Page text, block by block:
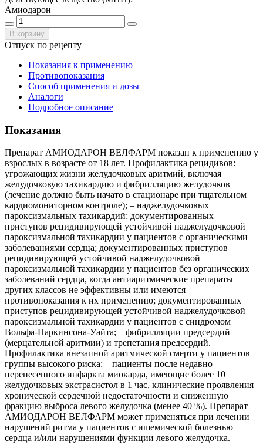
Амиодарон
В корзину
Отпуск по рецепту
Показания к применению
Противопоказания
Способ применения и дозы
Аналоги
Подробное описание
Показания
Препарат АМИОДАРОН ВЕЛФАРМ показан к применению у
взрослых в возрасте от 18 лет. Профилактика рецидивов: –
угрожающих жизни желудочковых аритмий, включая
желудочковую тахикардию и фибрилляцию желудочков
(лечение должно быть начато в стационаре при тщательном
кардиомониторном контроле); – наджелудочковых
пароксизмальных тахикардий: документированных
приступов рецидивирующей устойчивой наджелудочковой
пароксизмальной тахикардии у пациентов с органическими
заболеваниями сердца; документированных приступов
рецидивирующей устойчивой наджелудочковой
пароксизмальной тахикардии у пациентов без органических
заболеваний сердца, когда антиаритмические препараты
других классов не эффективны или имеются
противопоказания к их применению; документированных
приступов рецидивирующей устойчивой наджелудочковой
пароксизмальной тахикардии у пациентов с синдромом
Вольфа-Паркинсона-Уайта; – фибрилляции предсердий
(мерцательной аритмии) и трепетания предсердий.
Профилактика внезапной аритмической смерти у пациентов
группы высокого риска: – пациенты после недавно
перенесенного инфаркта миокарда, имеющие более 10
желудочковых экстрасистол в 1 час, клинические проявления
хронической сердечной недостаточности и сниженную
фракцию выброса левого желудочка (менее 40 %). Препарат
АМИОДАРОН ВЕЛФАРМ может применяться при лечении
нарушений ритма у пациентов с ишемической болезнью
сердца и/или нарушениями функции левого желудочка.